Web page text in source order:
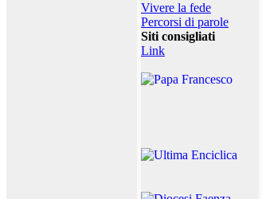
Vivere la fede
Percorsi di parole
Siti consigliati
Link